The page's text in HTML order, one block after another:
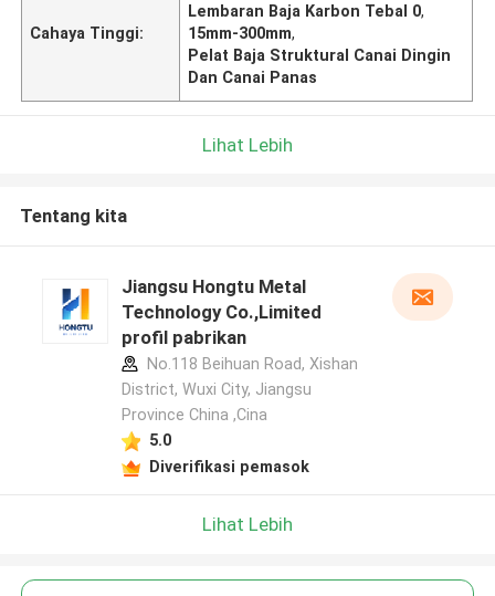
Cahaya Tinggi:
Lembaran Baja Karbon Tebal 0,
15mm-300mm,
Pelat Baja Struktural Canai Dingin
Dan Canai Panas
Lihat Lebih
Tentang kita
Jiangsu Hongtu Metal
Technology Co.,Limited
profil pabrikan
No.118 Beihuan Road, Xishan
District, Wuxi City, Jiangsu
Province China ,Cina
5.0
Diverifikasi pemasok
Lihat Lebih